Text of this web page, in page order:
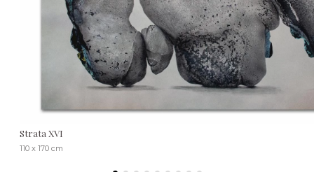
Strata XVI
110 x 170 cm